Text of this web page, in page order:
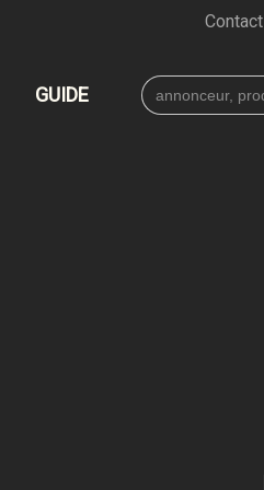
Contact
GUIDE
Search
for: